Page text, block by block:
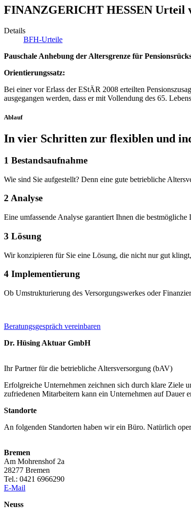
FINANZGERICHT HESSEN Urteil
Details
BFH-Urteile
Pauschale Anhebung der Altersgrenze für
Orientierungssatz:
Bei einer vor Erlass der EStÄR 2008 erteilten
ausgegangen werden, dass er mit Vollendung des 65.
Ablauf
In vier Schritten zur flexiblen und
1 Bestandsaufnahme
Wie sind Sie aufgestellt? Denn eine gute betriebliche
2 Analyse
Eine umfassende Analyse garantiert Ihnen die
3 Lösung
Wir konzipieren für Sie eine Lösung, die nicht nur gut
4 Implementierung
Ob Umstrukturierung des Versorgungswerkes oder
Beratungsgespräch vereinbaren
Dr. Hüsing Aktuar GmbH
Ihr Partner für die betriebliche Altersversorgung (bAV)
Erfolgreiche Unternehmen zeichnen sich durch klare Ziele
zufriedenen Mitarbeitern kann ein Unternehmen auf Dauer
Standorte
An folgenden Standorten haben wir ein Büro. Natürlich
Bremen
Am Mohrenshof 2a
28277 Bremen
Tel.: 0421 6966290
E-Mail
Neuss